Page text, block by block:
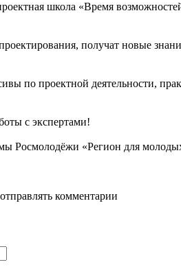
школа «Время
получат новые
по проектной деятельности,
с экспертами!
Росмолодёжи «Регион для
комментарии